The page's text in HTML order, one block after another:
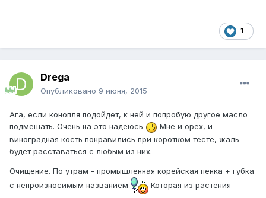
1
Drega
Опубликовано 9 июня, 2015
Ага, если конопля подойдет, к ней и попробую другое масло
подмешать. Очень на это надеюсь
Мне и орех, и
виноградная кость понравились при коротком тесте, жаль
будет расставаться с любым из них.
Очищение. По утрам - промышленная корейская пенка + губка
с непроизносимым названием
Которая из растения